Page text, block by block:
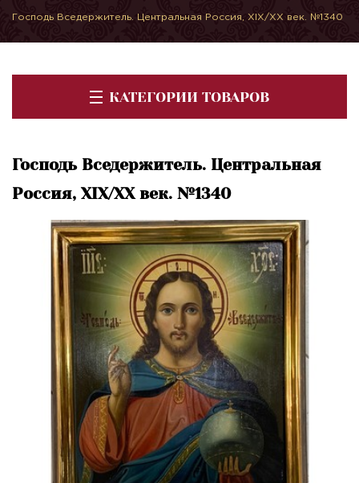
Господь Вседержитель. Центральная Россия, XIX/XX век. №1340
КАТЕГОРИИ ТОВАРОВ
Господь Вседержитель. Центральная
Россия, XIX/XX век. №1340